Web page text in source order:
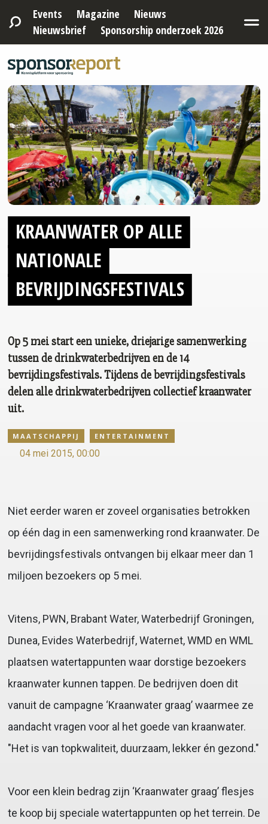
Events Magazine
Nieuws
Nieuwsbrief
Sponsorship onderzoek 2026
MAATSCHAPPIJ ENTERTAINMENT
04 mei 2015, 00:00
KRAANWATER OP ALLE
NATIONALE
BEVRIJDINGSFESTIVALS
Op 5 mei start een unieke, driejarige samenwerking
tussen de drinkwaterbedrijven en de 14
bevrijdingsfestivals. Tijdens de bevrijdingsfestivals
delen alle drinkwaterbedrijven collectief kraanwater
uit.
Niet eerder waren er zoveel organisaties betrokken
op één dag in een samenwerking rond kraanwater. De
bevrijdingsfestivals ontvangen bij elkaar meer dan 1
miljoen bezoekers op 5 mei.
Vitens, PWN, Brabant Water, Waterbedrijf Groningen,
Dunea, Evides Waterbedrijf, Waternet, WMD en WML
plaatsen watertappunten waar dorstige bezoekers
kraanwater kunnen tappen. De bedrijven doen dit
vanuit de campagne ‘Kraanwater graag’ waarmee ze
aandacht vragen voor al het goede van kraanwater.
"Het is van topkwaliteit, duurzaam, lekker én gezond."
Voor een klein bedrag zijn ‘Kraanwater graag’ flesjes
te koop bij speciale watertappunten op het terrein. De